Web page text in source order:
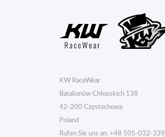
KW RaceWear
Batalionów Chłopskich 138
42-200 Częstochowa
Poland
Rufen Sie uns an: +48 505-032-339